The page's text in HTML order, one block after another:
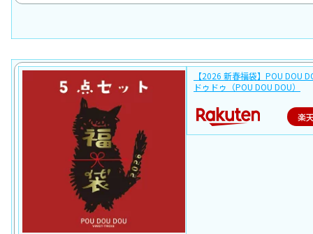
【2026 新春福袋】POU DOU
ドゥドゥ（POU DOU DOU）
楽